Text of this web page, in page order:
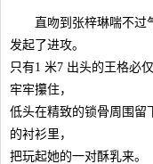
直吻到张梓琳喘不过气
发起了进攻。
只有1 米7 出头的王格必
牢牢攥住，
低头在精致的锁骨周围留
的衬衫里，
把玩起她的一对酥乳来。